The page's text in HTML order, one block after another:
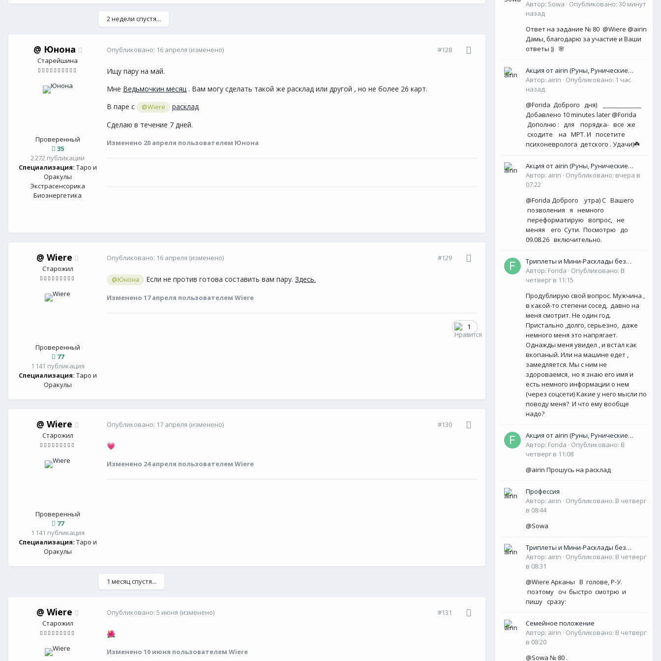
2 недели спустя...
@ Юнона
Старейшина
Проверенный
35
2 272 публикации
Специализация: Таро и
Оракулы
Экстрасенсорика
Биоэнергетика
#128
Опубликовано: 16 апреля (изменено)
Ищу пару на май.
Мне Ведьмочкин месяц . Вам могу сделать такой же расклад или другой , но не более 26 карт.
В паре с
@Wiere
расклад
Сделаю в течение 7 дней.
Изменено 20 апреля пользователем Юнона
@ Wiere
Старожил
Проверенный
77
1 141 публикация
Специализация: Таро и
Оракулы
#129
Опубликовано: 16 апреля (изменено)
@Юнона Если не против готова составить вам пару.Здесь.
Изменено 17 апреля пользователем Wiere
1
@ Wiere
Старожил
Проверенный
77
1 141 публикация
Специализация: Таро и
Оракулы
#130
Опубликовано: 17 апреля (изменено)
💗
Изменено 24 апреля пользователем Wiere
1 месяц спустя...
@ Wiere
Старожил
#131
Опубликовано: 5 июня (изменено)
🌺
Изменено 10 июня пользователем Wiere
Автор: Sowa · Опубликовано: 30 минут
назад
Ответ на задание № 80 @Wiere @airin
Дамы, благодарю за участие и Ваши
ответы )) 🌸
Акция от airin (Руны, Рунические
Оракулы, колоды Таро- Рун)
Автор: airin · Опубликовано: 1 час
назад
@Forida Доброго дня) _____________
Добавлено 10 minutes later @Forida
Дополню : для порядка- все же
сходите на МРТ. И посетите
психоневролога детского . Удачи)☘️
Акция от airin (Руны, Рунические
Оракулы, колоды Таро- Рун)
Автор: airin · Опубликовано: вчера в
07:22
@Forida Доброго утра) С Вашего
позволения я немного
переформатирую вопрос, не
меняя его Сути. Посмотрю до
09.08.26 включительно.
Триплеты и Мини-Расклады без
обязательной ОС для НОВИЧКОВ (<50
сообщений)
Автор: Forida · Опубликовано: В
четверг в 11:15
Продублирую свой вопрос. Мужчина ,
в какой-то степени сосед, давно на
меня смотрит. Не один год.
Пристально ,долго, серьезно, даже
немного меня это напрягает.
Однажды меня увидел , и встал как
вкопаный. Или на машине едет ,
замедляется. Мы с ним не
здороваемся, но я знаю его имя и
есть немного информации о нем
(через соцсети) Какие у него мысли по
поводу меня? И что ему вообще
надо?
Акция от airin (Руны, Рунические
Оракулы, колоды Таро- Рун)
Автор: Forida · Опубликовано: В
четверг в 11:08
@airin Прошусь на расклад
Профессия
Автор: airin · Опубликовано: В четверг
в 08:44
@Sowa
Триплеты и Мини-Расклады без
обязательной ОС для НОВИЧКОВ (<50
сообщений)
Автор: airin · Опубликовано: В четверг
в 08:31
@Wiere Арканы В голове, Р-У.
поэтому оч быстро смотрю и
пишу сразу:
Семейное положение
Автор: airin · Опубликовано: В четверг
в 08:20
@Sowa № 80 .